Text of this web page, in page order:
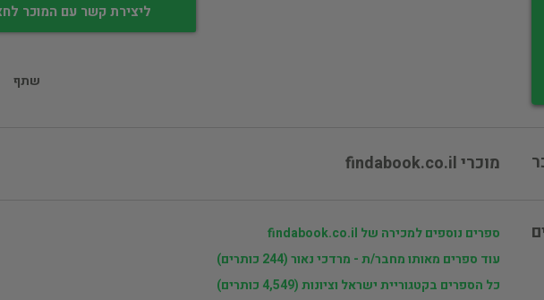
ליצירת קשר עם המוכר
שתף
מוכרי findabook.co.il
ספרים נוספים למכירה של findabook.co.il
עוד ספרים מאותו מחבר/ת - מרדכי נאור (244 כותרים)
כל הספרים בקטגוריית ישראל וציונות (4,549 כותרים)